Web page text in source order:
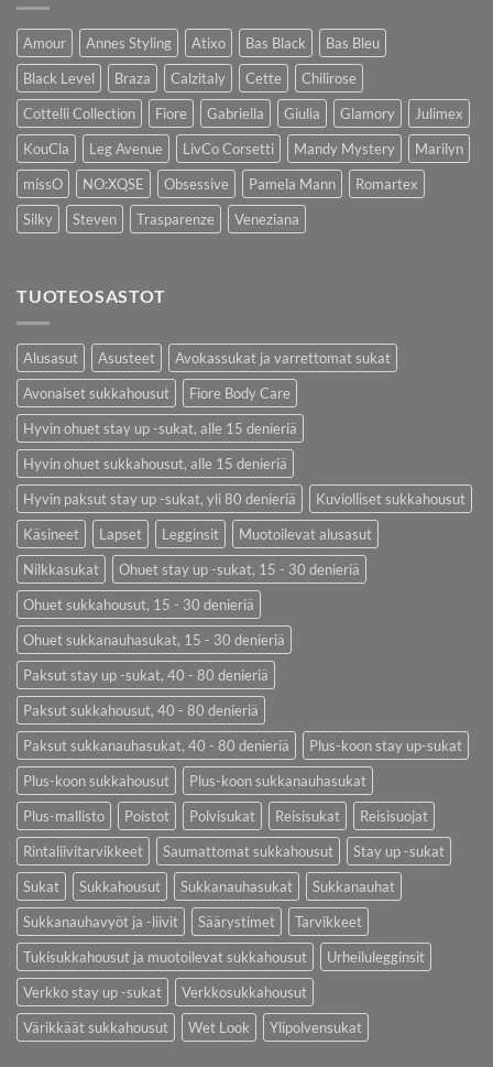
Amour Annes Styling Atixo Bas Black
Bas Bleu
Black Level
Braza Calzitaly Cette
Chilirose
Cottelli Collection
Fiore Gabriella Giulia Glamory
Julimex
KouCla
Leg Avenue LivCo Corsetti Mandy Mystery
Marilyn
missO
NO:XQSE Obsessive Pamela Mann
Romartex
Silky
Steven Trasparenze Veneziana
TUOTEOSASTOT
Alusasut Asusteet
Avokassukat ja varrettomat sukat
Avonaiset sukkahousut
Fiore Body Care
Hyvin ohuet stay up -sukat, alle 15 denieriä
Hyvin ohuet sukkahousut, alle 15 denieriä
Hyvin paksut stay up -sukat, yli 80 denieriä
Kuviolliset sukkahousut
Käsineet
Lapset Legginsit
Muotoilevat alusasut
Nilkkasukat
Ohuet stay up -sukat, 15 - 30 denieriä
Ohuet sukkahousut, 15 - 30 denieriä
Ohuet sukkanauhasukat, 15 - 30 denieriä
Paksut stay up -sukat, 40 - 80 denieriä
Paksut sukkahousut, 40 - 80 denieriä
Paksut sukkanauhasukat, 40 - 80 denieriä
Plus-koon stay up-sukat
Plus-koon sukkahousut
Plus-koon sukkanauhasukat
Plus-mallisto
Poistot Polvisukat Reisisukat
Reisisuojat
Rintaliivitarvikkeet
Saumattomat sukkahousut
Stay up -sukat
Sukat
Sukkahousut Sukkanauhasukat
Sukkanauhat
Sukkanauhavyöt ja -liivit
Säärystimet
Tarvikkeet
Tukisukkahousut ja muotoilevat sukkahousut
Urheilulegginsit
Verkko stay up -sukat
Verkkosukkahousut
Värikkäät sukkahousut
Wet Look Ylipolvensukat